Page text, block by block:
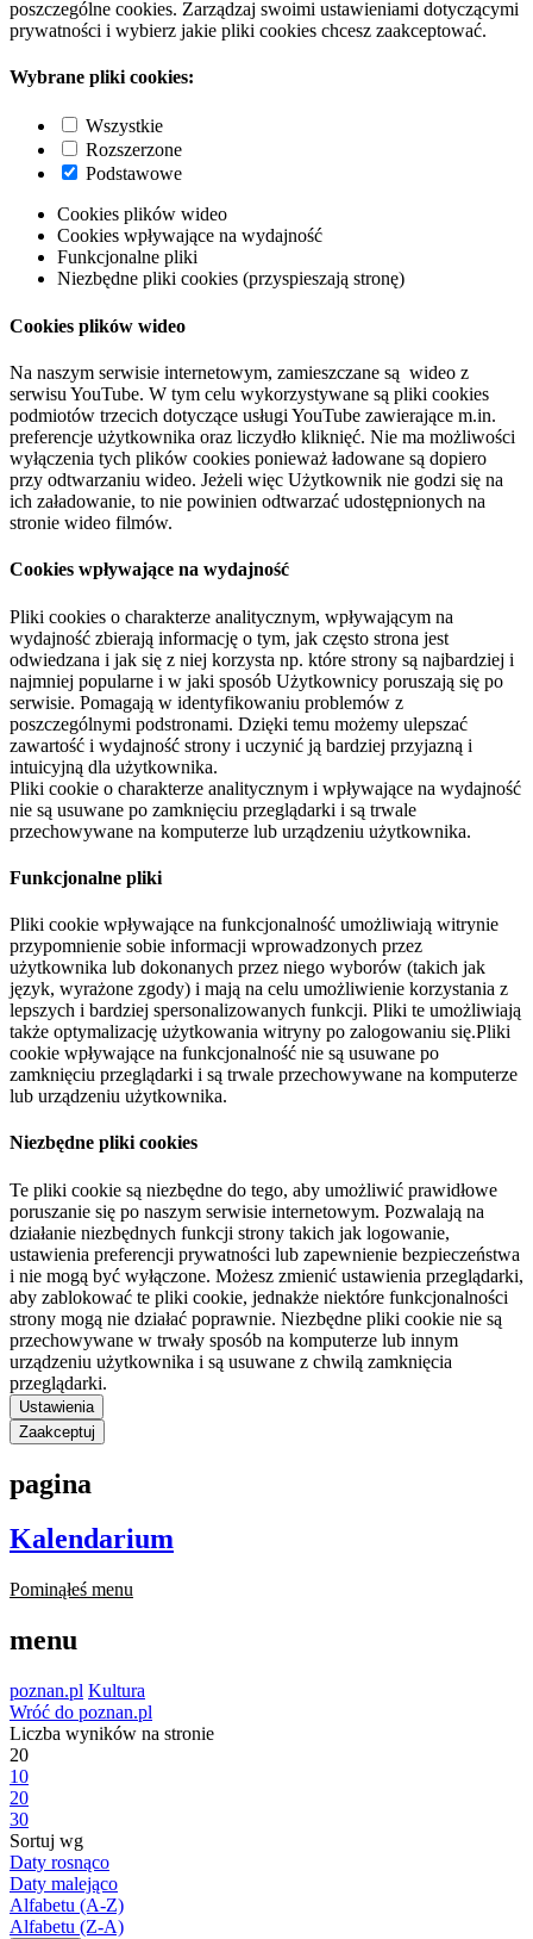
poszczególne cookies. Zarządzaj swoimi ustawieniami dotyczącymi
prywatności i wybierz jakie pliki cookies chcesz zaakceptować.
Wybrane pliki cookies:
Wszystkie
Rozszerzone
Podstawowe
Cookies plików wideo
Cookies wpływające na wydajność
Funkcjonalne pliki
Niezbędne pliki cookies (przyspieszają stronę)
Cookies plików wideo
Na naszym serwisie internetowym, zamieszczane są wideo z
serwisu YouTube. W tym celu wykorzystywane są pliki cookies
podmiotów trzecich dotyczące usługi YouTube zawierające m.in.
preferencje użytkownika oraz liczydło kliknięć. Nie ma możliwości
wyłączenia tych plików cookies ponieważ ładowane są dopiero
przy odtwarzaniu wideo. Jeżeli więc Użytkownik nie godzi się na
ich załadowanie, to nie powinien odtwarzać udostępnionych na
stronie wideo filmów.
Cookies wpływające na wydajność
Pliki cookies o charakterze analitycznym, wpływającym na
wydajność zbierają informację o tym, jak często strona jest
odwiedzana i jak się z niej korzysta np. które strony są najbardziej i
najmniej popularne i w jaki sposób Użytkownicy poruszają się po
serwisie. Pomagają w identyfikowaniu problemów z
poszczególnymi podstronami. Dzięki temu możemy ulepszać
zawartość i wydajność strony i uczynić ją bardziej przyjazną i
intuicyjną dla użytkownika.
Pliki cookie o charakterze analitycznym i wpływające na wydajność
nie są usuwane po zamknięciu przeglądarki i są trwale
przechowywane na komputerze lub urządzeniu użytkownika.
Funkcjonalne pliki
Pliki cookie wpływające na funkcjonalność umożliwiają witrynie
przypomnienie sobie informacji wprowadzonych przez
użytkownika lub dokonanych przez niego wyborów (takich jak
język, wyrażone zgody) i mają na celu umożliwienie korzystania z
lepszych i bardziej spersonalizowanych funkcji. Pliki te umożliwiają
także optymalizację użytkowania witryny po zalogowaniu się.Pliki
cookie wpływające na funkcjonalność nie są usuwane po
zamknięciu przeglądarki i są trwale przechowywane na komputerze
lub urządzeniu użytkownika.
Niezbędne pliki cookies
Te pliki cookie są niezbędne do tego, aby umożliwić prawidłowe
poruszanie się po naszym serwisie internetowym. Pozwalają na
działanie niezbędnych funkcji strony takich jak logowanie,
ustawienia preferencji prywatności lub zapewnienie bezpieczeństwa
i nie mogą być wyłączone. Możesz zmienić ustawienia przeglądarki,
aby zablokować te pliki cookie, jednakże niektóre funkcjonalności
strony mogą nie działać poprawnie. Niezbędne pliki cookie nie są
przechowywane w trwały sposób na komputerze lub innym
urządzeniu użytkownika i są usuwane z chwilą zamknięcia
przeglądarki.
Ustawienia
Zaakceptuj
pagina
Kalendarium
Pominąłeś menu
menu
poznan.pl Kultura
Wróć do poznan.pl
Liczba wyników na stronie
20
10
20
30
Sortuj wg
Daty rosnąco
Daty malejąco
Alfabetu (A-Z)
Alfabetu (Z-A)